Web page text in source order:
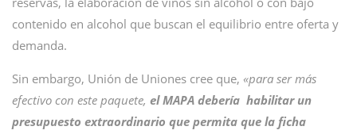
contenido en alcohol que buscan el equilibrio entre oferta y
demanda.
Sin embargo, Unión de Uniones cree que, «para ser más
efectivo con este paquete, el MAPA debería habilitar un
presupuesto extraordinario que permita que la ficha